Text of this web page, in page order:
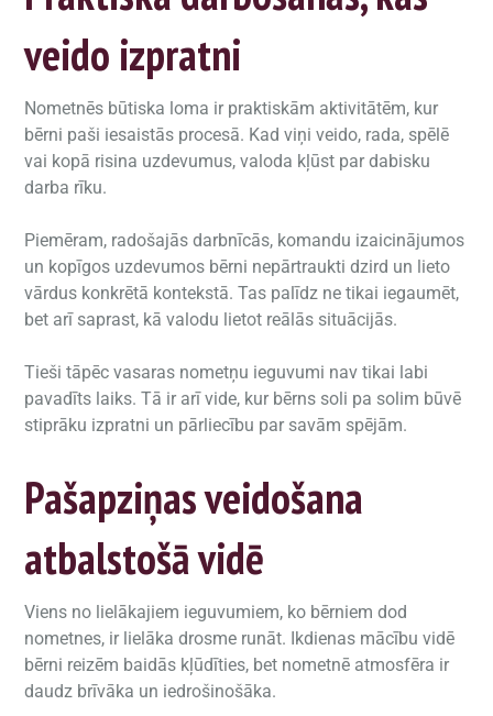
veido izpratni
Nometnēs būtiska loma ir praktiskām aktivitātēm, kur
bērni paši iesaistās procesā. Kad viņi veido, rada, spēlē
vai kopā risina uzdevumus, valoda kļūst par dabisku
darba rīku.
Piemēram, radošajās darbnīcās, komandu izaicinājumos
un kopīgos uzdevumos bērni nepārtraukti dzird un lieto
vārdus konkrētā kontekstā. Tas palīdz ne tikai iegaumēt,
bet arī saprast, kā valodu lietot reālās situācijās.
Tieši tāpēc vasaras nometņu ieguvumi nav tikai labi
pavadīts laiks. Tā ir arī vide, kur bērns soli pa solim būvē
stiprāku izpratni un pārliecību par savām spējām.
Pašapziņas veidošana
atbalstošā vidē
Viens no lielākajiem ieguvumiem, ko bērniem dod
nometnes, ir lielāka drosme runāt. Ikdienas mācību vidē
bērni reizēm baidās kļūdīties, bet nometnē atmosfēra ir
daudz brīvāka un iedrošinošāka.